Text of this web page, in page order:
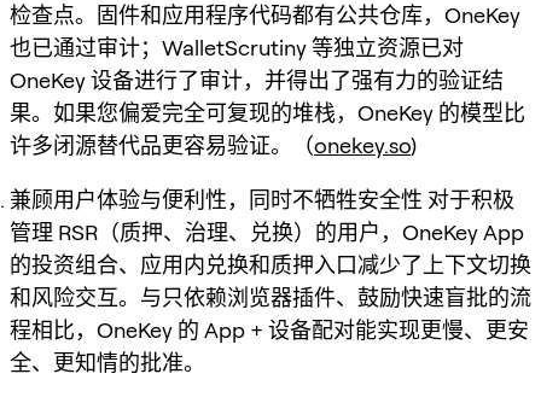
检查点。固件和应用程序代码都有公共仓库，OneKey
也已通过审计；WalletScrutiny 等独立资源已对
OneKey 设备进行了审计，并得出了强有力的验证结
果。如果您偏爱完全可复现的堆栈，OneKey 的模型比
许多闭源替代品更容易验证。（onekey.so)
兼顾用户体验与便利性，同时不牺牲安全性 对于积极
管理 RSR（质押、治理、兑换）的用户，OneKey App
的投资组合、应用内兑换和质押入口减少了上下文切换
和风险交互。与只依赖浏览器插件、鼓励快速盲批的流
程相比，OneKey 的 App + 设备配对能实现更慢、更安
全、更知情的批准。